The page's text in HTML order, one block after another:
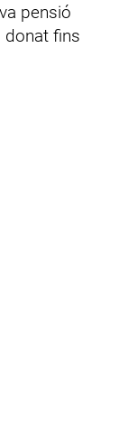
pensió
donat fins